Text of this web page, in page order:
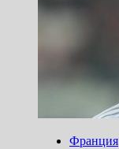
Франция